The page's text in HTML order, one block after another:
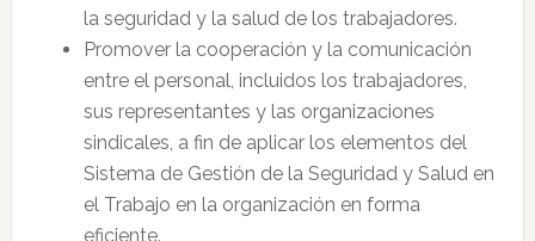
la seguridad y la salud de los trabajadores.
Promover la cooperación y la comunicación
entre el personal, incluidos los trabajadores,
sus representantes y las organizaciones
sindicales, a fin de aplicar los elementos del
Sistema de Gestión de la Seguridad y Salud en
el Trabajo en la organización en forma
eficiente.